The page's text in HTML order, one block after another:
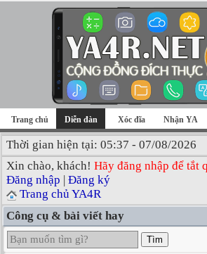
Trang chủ Diễn đàn Xóc đĩa Nhận YA
Thời gian hiện tại: 05:37 - 07/08/2026
Xin chào, khách! Hãy đăng nhập để tắt
Đăng nhập | Đăng ký
Trang chủ YA4R
Công cụ & bài viết hay
Tìm